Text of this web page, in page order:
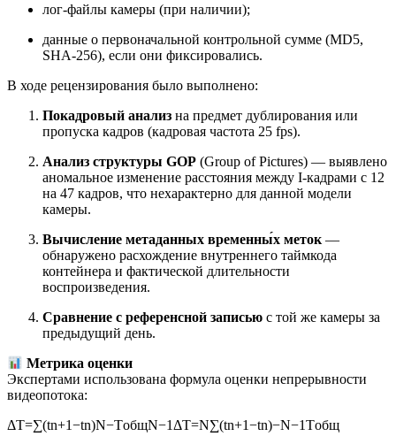
лог-файлы камеры (при наличии);
данные о первоначальной контрольной сумме (MD5,
SHA-256), если они фиксировались.
В ходе рецензирования было выполнено:
Покадровый анализ на предмет дублирования или
пропуска кадров (кадровая частота 25 fps).
Анализ структуры GOP (Group of Pictures) — выявлено
аномальное изменение расстояния между I-кадрами с 12
на 47 кадров, что нехарактерно для данной модели
камеры.
Вычисление метаданных временны́х меток —
обнаружено расхождение внутреннего таймкода
контейнера и фактической длительности
воспроизведения.
Сравнение с референсной записью с той же камеры за
предыдущий день.
Метрика оценки
Экспертами использована формула оценки непрерывности
видеопотока:
ΔT=∑(tn+1−tn)N−TобщN−1 ΔT=N∑(tn+1−tn)−N−1Tобщ